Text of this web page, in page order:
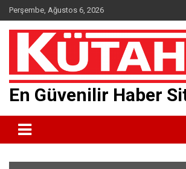
Skip
to
content
Perşembe, Ağustos 6, 2026
En Güvenilir Haber